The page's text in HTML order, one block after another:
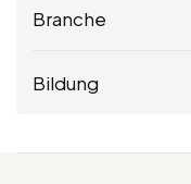
Branche
Bildung